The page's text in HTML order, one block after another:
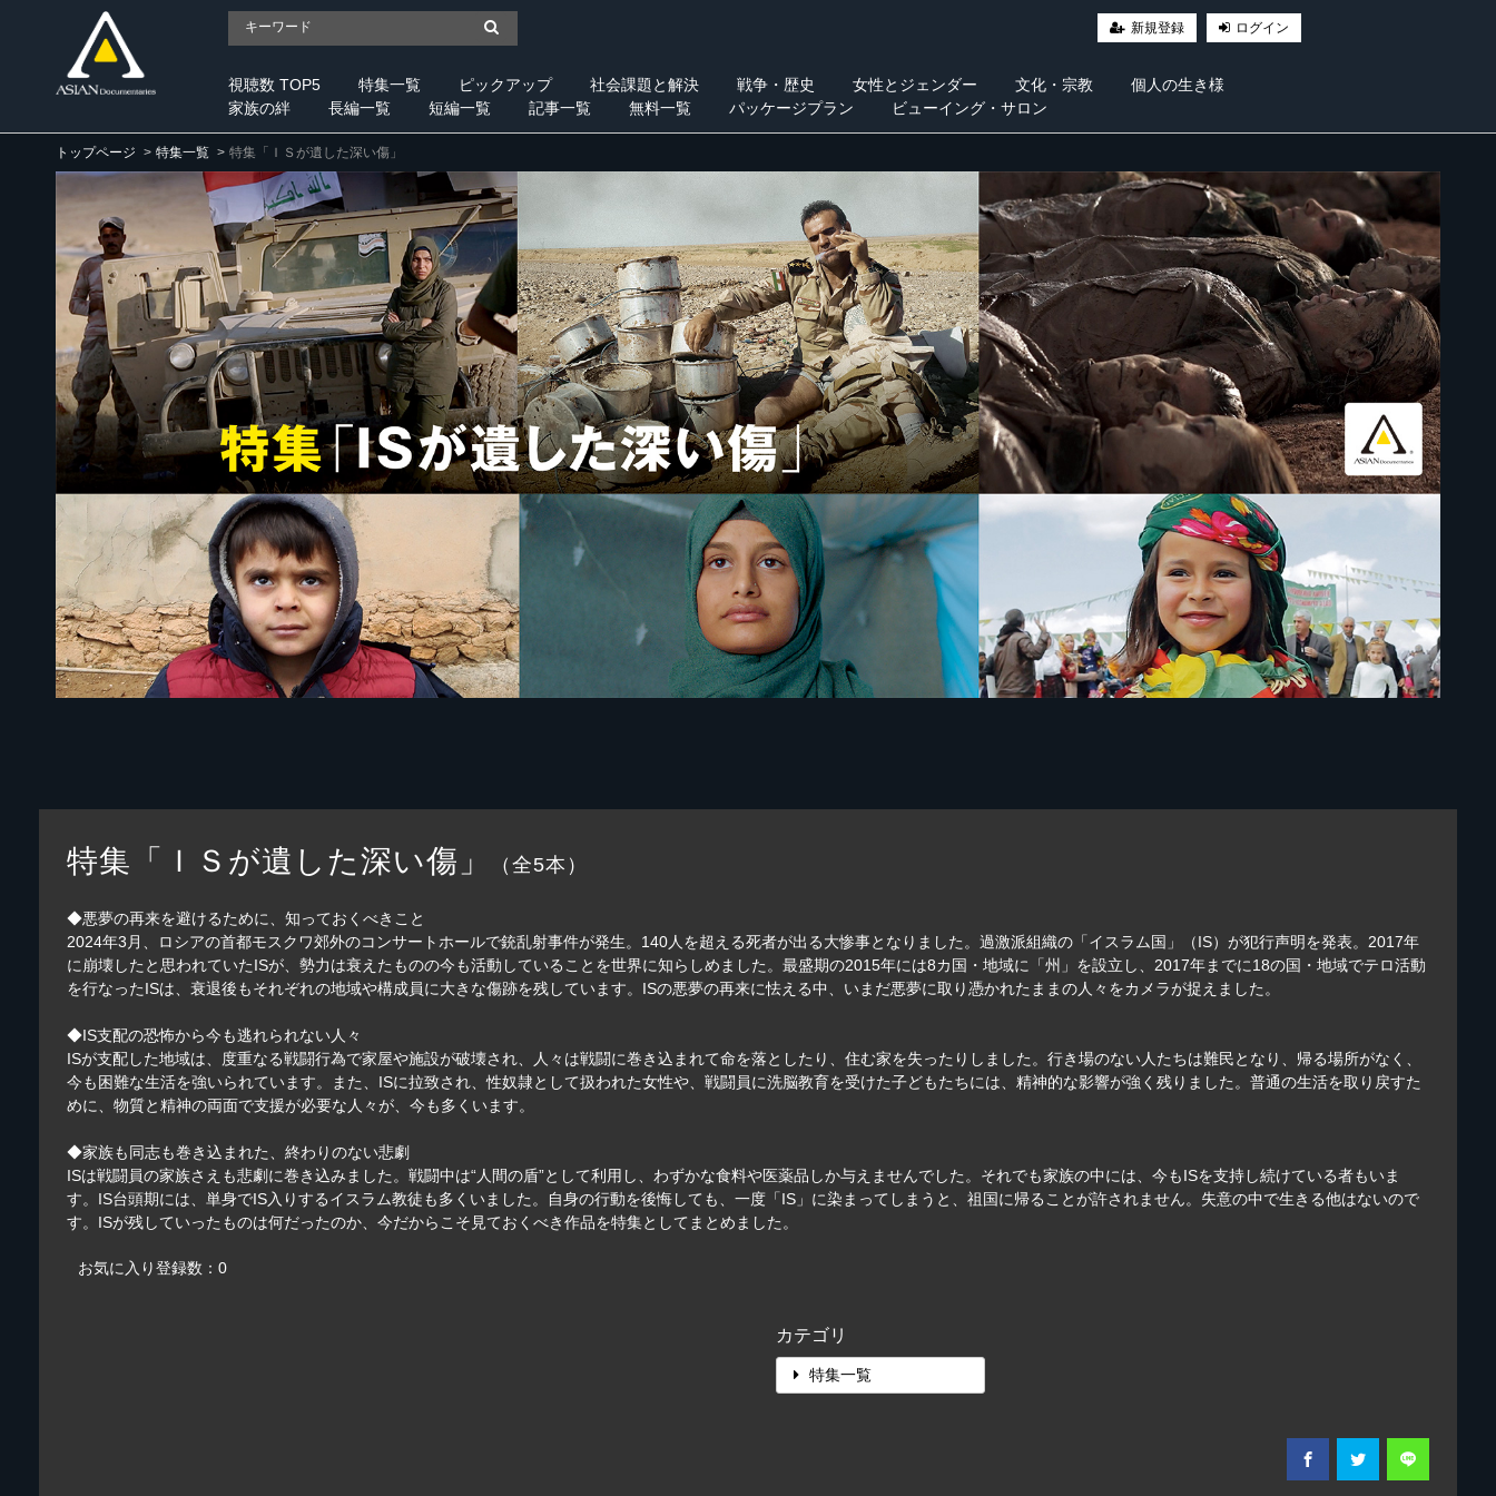
新規登録 ログイン
視聴数 TOP5 特集一覧 ピックアップ 社会課題と解決 戦争・歴史 女性とジェンダー 文化・宗教
個人の生き様
家族の絆
長編一覧 短編一覧 記事一覧 無料一覧 パッケージプラン ビューイング・サロン
トップページ 特集一覧 特集「ＩＳが遺した深い傷」
特集「ＩＳが遺した深い傷」 （全5本）
◆悪夢の再来を避けるために、知っておくべきこと
2024年3月、ロシアの首都モスクワ郊外のコンサートホールで銃乱射事件が発生。140人を超える死者が出る大惨事となりました。過激派組織の「イスラム国」（IS）が犯行声明を発表。2017年
に崩壊したと思われていたISが、勢力は衰えたものの今も活動していることを世界に知らしめました。最盛期の2015年には8カ国・地域に「州」を設立し、2017年までに18の国・地域でテロ活動
を行なったISは、衰退後もそれぞれの地域や構成員に大きな傷跡を残しています。ISの悪夢の再来に怯える中、いまだ悪夢に取り憑かれたままの人々をカメラが捉えました。
◆IS支配の恐怖から今も逃れられない人々
ISが支配した地域は、度重なる戦闘行為で家屋や施設が破壊され、人々は戦闘に巻き込まれて命を落としたり、住む家を失ったりしました。行き場のない人たちは難民となり、帰る場所がなく、
今も困難な生活を強いられています。また、ISに拉致され、性奴隷として扱われた女性や、戦闘員に洗脳教育を受けた子どもたちには、精神的な影響が強く残りました。普通の生活を取り戻すた
めに、物質と精神の両面で支援が必要な人々が、今も多くいます。
◆家族も同志も巻き込まれた、終わりのない悲劇
ISは戦闘員の家族さえも悲劇に巻き込みました。戦闘中は“人間の盾”として利用し、わずかな食料や医薬品しか与えませんでした。それでも家族の中には、今もISを支持し続けている者もいま
す。IS台頭期には、単身でIS入りするイスラム教徒も多くいました。自身の行動を後悔しても、一度「IS」に染まってしまうと、祖国に帰ることが許されません。失意の中で生きる他はないので
す。ISが残していったものは何だったのか、今だからこそ見ておくべき作品を特集としてまとめました。
お気に入り登録数：0
カテゴリ
特集一覧